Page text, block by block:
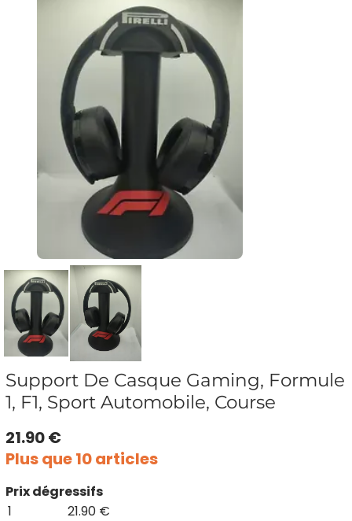
Support De Casque Gaming, Formule
1, F1, Sport Automobile, Course
21.90 €
Plus que 10 articles
Prix dégressifs
1
21.90 €